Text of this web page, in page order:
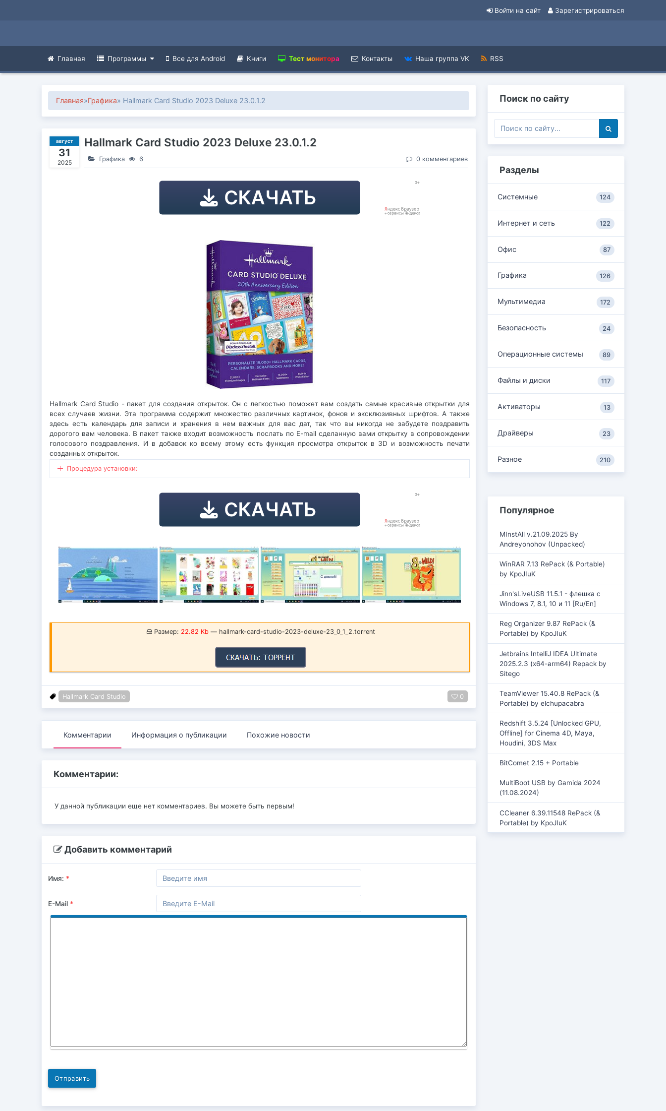
Войти на сайт Зарегистрироваться
Главная Программы Все для Android Книги Тест монитора Контакты Наша группа VK RSS
Главная»Графика» Hallmark Card Studio 2023 Deluxe 23.0.1.2
август
31
2025
Hallmark Card Studio 2023 Deluxe 23.0.1.2
Графика 6 0 комментариев
Hallmark Card Studio - пакет для создания открыток. Он с легкостью поможет вам создать самые красивые открытки для
всех случаев жизни. Эта программа содержит множество различных картинок, фонов и эксклюзивных шрифтов. А также
здесь есть календарь для записи и хранения в нем важных для вас дат, так что вы никогда не забудете поздравить
дорогого вам человека. В пакет также входит возможность послать по E-mail сделанную вами открытку в сопровождении
голосового поздравления. И в добавок ко всему этому есть функция просмотра открыток в 3D и возможность печати
созданных открыток.
Процедура установки:
Размер: 22.82 Kb— hallmark-card-studio-2023-deluxe-23_0_1_2.torrent
Hallmark Card Studio 0
Комментарии Информация о публикации Похожие новости
Комментарии:
У данной публикации еще нет комментариев. Вы можете быть первым!
Добавить комментарий
Имя: *
E-Mail *
Отправить
Поиск по сайту
Разделы
Системные 124
Интернет и сеть 122
Офис 87
Графика 126
Мультимедиа 172
Безопасность 24
Операционные системы 89
Файлы и диски 117
Активаторы 13
Драйверы 23
Разное 210
Популярное
MInstAll v.21.09.2025 By
Andreyonohov (Unpacked)
WinRAR 7.13 RePack (& Portable)
by KpoJIuK
Jinn'sLiveUSB 11.5.1 - флешка с
Windows 7, 8.1, 10 и 11 [Ru/En]
Reg Organizer 9.87 RePack (&
Portable) by KpoJIuK
Jetbrains IntelliJ IDEA Ultimate
2025.2.3 (x64-arm64) Repack by
Sitego
TeamViewer 15.40.8 RePack (&
Portable) by elchupacabra
Redshift 3.5.24 [Unlocked GPU,
Offline] for Cinema 4D, Maya,
Houdini, 3DS Max
BitComet 2.15 + Portable
MultiBoot USB by Gamida 2024
(11.08.2024)
CCleaner 6.39.11548 RePack (&
Portable) by KpoJIuK